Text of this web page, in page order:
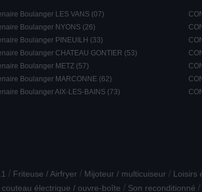
Boulanger LES VANS (07)
Boulanger NYONS (26)
Boulanger PINEUILH (33)
Boulanger CHATEAU GONTIER (53)
Boulanger METZ (57)
Boulanger MARCONNE (62)
Boulanger AIX-LES-BAINS (73)
/ Friteuse / Airfryer / Mijoteur / multicuiseur / Loisirs
électrique / ouvre-boîte / Son reconditionné /